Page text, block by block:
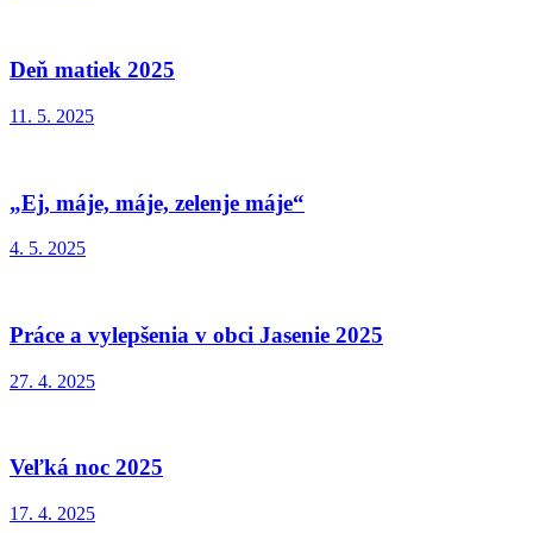
Deň matiek 2025
11. 5. 2025
„Ej, máje, máje, zelenje máje“
4. 5. 2025
Práce a vylepšenia v obci Jasenie 2025
27. 4. 2025
Veľká noc 2025
17. 4. 2025